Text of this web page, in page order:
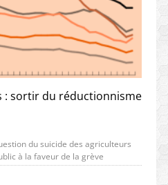
: sortir du réductionnisme
du suicide des agriculteurs
à la faveur de la grève